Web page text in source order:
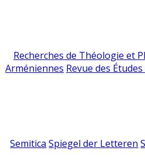
Recherches de Théologie et
Arméniennes Revue des
Semitica Spiegel der Letteren